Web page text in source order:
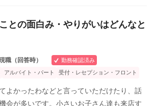
との面白み・やりがいはどんなと
職（回答時）
勤務確認済み
アルバイト・パート 受付・レセプション・フロント
よかったわなどと言っていただけたり、話
会が多いです。小さいお子さん達も来店す